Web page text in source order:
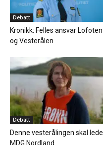
Debatt
Kronikk: Felles ansvar Lofoten
og Vesterålen
Debatt
Denne vesterålingen skal lede
MDG Nordland